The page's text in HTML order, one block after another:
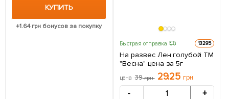
КУПИТЬ
+1.64грн бонусов за покупку
Быстрая отправка 13295
На развес Лен голубой ТМ
"Весна" цена за 5г
цена 39грн 29.25 грн
- +